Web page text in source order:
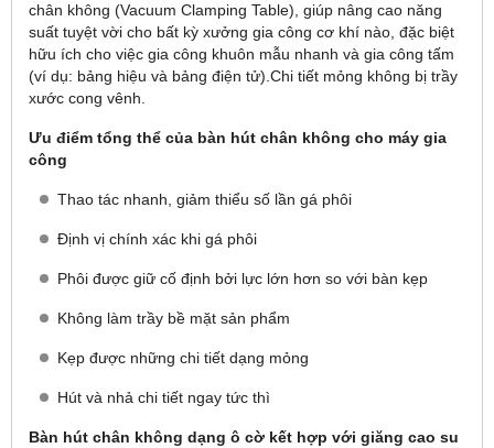
chân không (Vacuum Clamping Table), giúp nâng cao năng
suất tuyệt vời cho bất kỳ xưởng gia công cơ khí nào, đặc biệt
hữu ích cho việc gia công khuôn mẫu nhanh và gia công tấm
(ví dụ: bảng hiệu và bảng điện tử).Chi tiết mỏng không bị trầy
xước cong vênh.
Ưu điểm tổng thể của bàn hút chân không cho máy gia
công
Thao tác nhanh, giảm thiểu số lần gá phôi
Định vị chính xác khi gá phôi
Phôi được giữ cố định bởi lực lớn hơn so với bàn kẹp
Không làm trầy bề mặt sản phẩm
Kẹp được những chi tiết dạng mỏng
Hút và nhả chi tiết ngay tức thì
Bàn hút chân không dạng ô cờ kết hợp với giăng cao su